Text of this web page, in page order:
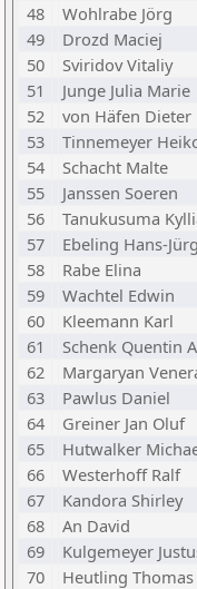
48
Wohlrabe Jörg
49
Drozd Maciej
50
Sviridov Vitaliy
51
Junge Julia Marie
52
von Häfen Dieter
53
Tinnemeyer
54
Schacht Malte
55
Janssen Soeren
56
Tanukusuma
57
Ebeling Hans-
58
Rabe Elina
59
Wachtel Edwin
60
Kleemann Karl
61
Schenk Quentin
62
Margaryan
63
Pawlus Daniel
64
Greiner Jan Oluf
65
Hutwalker
66
Westerhoff Ralf
67
Kandora Shirley
68
An David
69
Kulgemeyer
70
Heutling Thomas